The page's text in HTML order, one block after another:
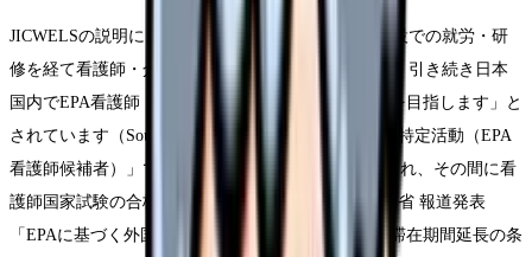
JICWELSの説明によれば、EPA候補者は「受入れ施設での就労・研
修を経て看護師・介護福祉士国家資格の取得に臨み、引き続き日本
国内でEPA看護師・介護福祉士として就労することを目指します」と
されています（Source: 同上）。候補者は在留資格「特定活動（EPA
看護師候補者）」で原則最長3年の在留期間が認められ、その間に看
護師国家試験の合格を目指します（Source: 厚生労働省 報道発表
「EPAに基づく外国人看護師・介護福祉士候補者の滞在期間延長の条